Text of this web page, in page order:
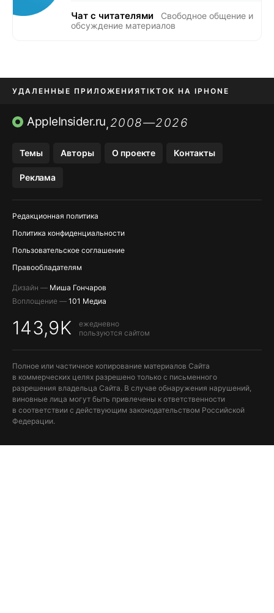
Чат с читателями
Свободное общение и
обсуждение материалов
УДАЛЕННЫЕ ПРИЛОЖЕНИЯTIKTOK НА IPHONE
ПРИЛОЖЕНИЯ БЕЗ APP STORE
AppleInsider.ru,2008—2026
Темы Авторы О проекте Контакты
Реклама
Редакционная политика
Политика конфиденциальности
Пользовательское соглашение
Правообладателям
Дизайн — Миша Гончаров
Воплощение — 101 Медиа
143,9K
ежедневно
пользуются сайтом
Полное или частичное копирование материалов Сайта
в коммерческих целях разрешено только с письменного
разрешения владельца Сайта. В случае обнаружения нарушений,
виновные лица могут быть привлечены к ответственности
в соответствии с действующим законодательством Российской
Федерации.